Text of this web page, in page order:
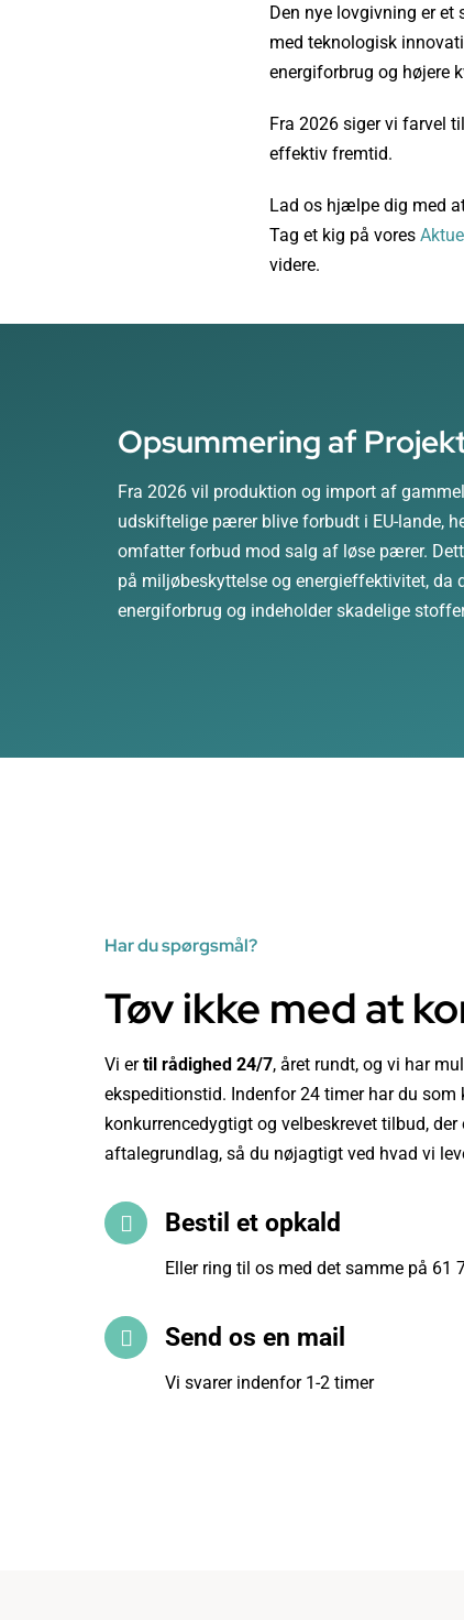
Den nye lovgivning er
med teknologisk
energiforbrug og højere
Fra 2026 siger vi farvel
effektiv fremtid.
Lad os hjælpe dig med
Tag et kig på vores
videre.
Opsummering af
Fra 2026 vil produktion og import af
udskiftelige pærer blive forbudt i EU-lande,
omfatter forbud mod salg af løse pærer.
på miljøbeskyttelse og energieffektivitet, da
energiforbrug og indeholder skadelige
Har du spørgsmål?
Tøv ikke med at
Vi ertil rådighed 24/7, året rundt, og vi har
ekspeditionstid. Indenfor 24 timer har du
konkurrencedygtigt og velbeskrevet tilbud,
aftalegrundlag, så du nøjagtigt ved hvad vi
Bestil et opkald
Eller ring til os med det samme på 61
Send os en mail
Vi svarer indenfor 1-2 timer